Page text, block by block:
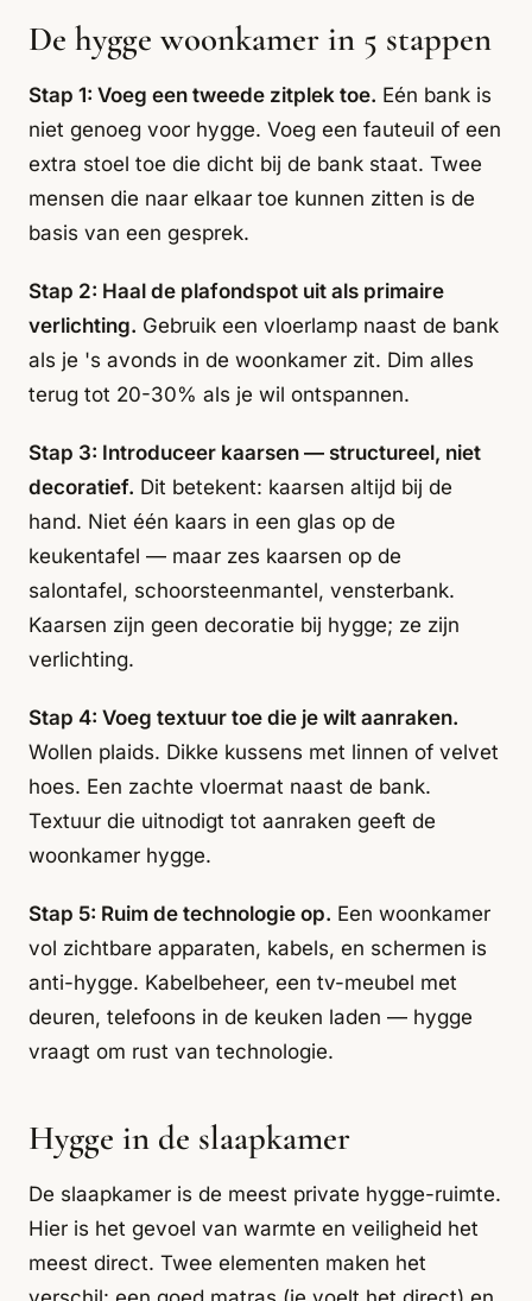
De hygge woonkamer in 5 stappen
Stap 1: Voeg een tweede zitplek toe. Eén bank is
niet genoeg voor hygge. Voeg een fauteuil of een
extra stoel toe die dicht bij de bank staat. Twee
mensen die naar elkaar toe kunnen zitten is de
basis van een gesprek.
Stap 2: Haal de plafondspot uit als primaire
verlichting. Gebruik een vloerlamp naast de bank
als je 's avonds in de woonkamer zit. Dim alles
terug tot 20-30% als je wil ontspannen.
Stap 3: Introduceer kaarsen — structureel, niet
decoratief. Dit betekent: kaarsen altijd bij de
hand. Niet één kaars in een glas op de
keukentafel — maar zes kaarsen op de
salontafel, schoorsteenmantel, vensterbank.
Kaarsen zijn geen decoratie bij hygge; ze zijn
verlichting.
Stap 4: Voeg textuur toe die je wilt aanraken.
Wollen plaids. Dikke kussens met linnen of velvet
hoes. Een zachte vloermat naast de bank.
Textuur die uitnodigt tot aanraken geeft de
woonkamer hygge.
Stap 5: Ruim de technologie op. Een woonkamer
vol zichtbare apparaten, kabels, en schermen is
anti-hygge. Kabelbeheer, een tv-meubel met
deuren, telefoons in de keuken laden — hygge
vraagt om rust van technologie.
Hygge in de slaapkamer
De slaapkamer is de meest private hygge-ruimte.
Hier is het gevoel van warmte en veiligheid het
meest direct. Twee elementen maken het